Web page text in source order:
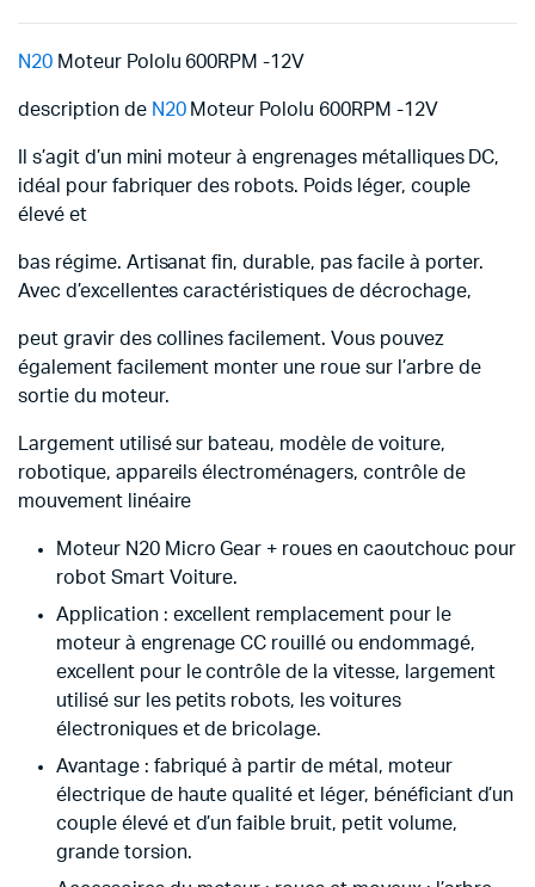
N20Moteur Pololu 600RPM -12V
description de N20Moteur Pololu 600RPM -12V
Il s’agit d’un mini moteur à engrenages métalliques DC,
idéal pour fabriquer des robots. Poids léger, couple
élevé et
bas régime. Artisanat fin, durable, pas facile à porter.
Avec d’excellentes caractéristiques de décrochage,
peut gravir des collines facilement. Vous pouvez
également facilement monter une roue sur l’arbre de
sortie du moteur.
Largement utilisé sur bateau, modèle de voiture,
robotique, appareils électroménagers, contrôle de
mouvement linéaire
Moteur N20 Micro Gear + roues en caoutchouc pour
robot Smart Voiture.
Application : excellent remplacement pour le
moteur à engrenage CC rouillé ou endommagé,
excellent pour le contrôle de la vitesse, largement
utilisé sur les petits robots, les voitures
électroniques et de bricolage.
Avantage : fabriqué à partir de métal, moteur
électrique de haute qualité et léger, bénéficiant d’un
couple élevé et d’un faible bruit, petit volume,
grande torsion.